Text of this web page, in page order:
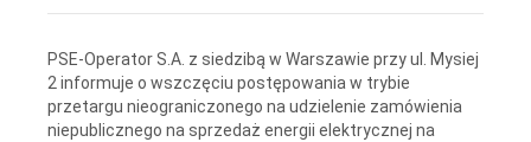
PSE-Operator S.A. z siedzibą w Warszawie przy ul. Mysiej
2 informuje o wszczęciu postępowania w trybie
przetargu nieograniczonego na udzielenie zamówienia
niepublicznego na sprzedaż energii elektrycznej na